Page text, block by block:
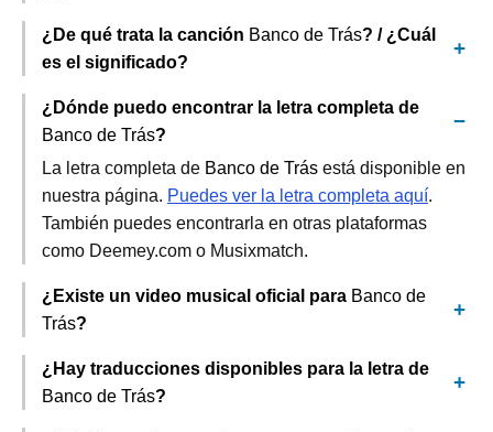
¿De qué trata la canción Banco de Trás? / ¿Cuál
es el significado?
¿Dónde puedo encontrar la letra completa de
Banco de Trás?
La letra completa de Banco de Trás está disponible en
nuestra página. Puedes ver la letra completa aquí.
También puedes encontrarla en otras plataformas
como Deemey.com o Musixmatch.
¿Existe un video musical oficial para Banco de
Trás?
¿Hay traducciones disponibles para la letra de
Banco de Trás?